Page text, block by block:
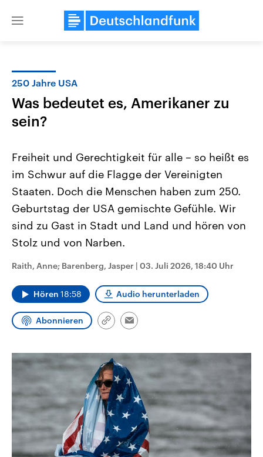
Close
Landtagswahl Sachsen-Anhalt
2026
Alle Informationen
September 2026 einen neuen
Bundesland von einer Koalition aus
CDU, SPD und FDP regiert.-
Wahlprogramme, aktuelle Berichte
und Hintergründe zu den Parteien
Wahl.
USA
Aktuelle Beiträge,
Hintergründe
mit großem Einfluss auf
aktuelle Weltgeschehen.
Sendungen Programm Podcasts
Audio-Archiv
250 Jahre USA
Was bedeutet es, Amerikaner zu
sein?
Freiheit und Gerechtigkeit für alle – so heißt es
im Schwur auf die Flagge der Vereinigten
Staaten. Doch die Menschen haben zum 250.
Geburtstag der USA gemischte Gefühle. Wir
sind zu Gast in Stadt und Land und hören von
Stolz und von Narben.
Raith, Anne; Barenberg, Jasper | 03. Juli 2026, 18:40 Uhr
Hören 18:58 Audio herunterladen
Abonnieren
Link
Email